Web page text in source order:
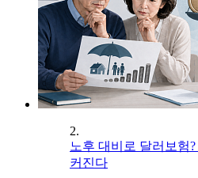
2.
노후 대비로 달러보험
커진다